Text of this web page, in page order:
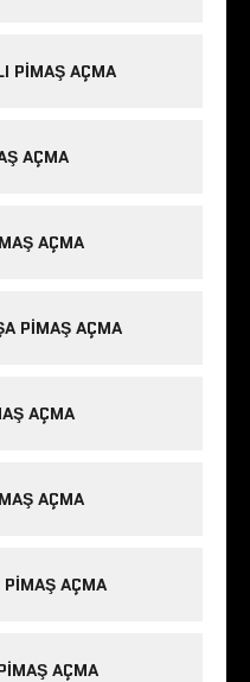
PIMAŞ AÇMA
AÇMA
AÇMA
PIMAŞ AÇMA
AÇMA
AÇMA
AÇMA
AÇMA